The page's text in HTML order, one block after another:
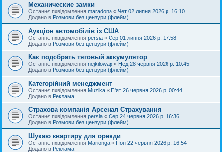
Механические замки
Останнє повідомлення maradona « Чет 02 липня 2026 р. 16:10
Додано в Розмови без цензури (флейм)
Аукціон автомобілів із США
Останнє повідомлення persia « Сер 01 липня 2026 р. 17:58
Додано в Розмови без цензури (флейм)
Как подобрать тяговый аккумулятор
Останнє повідомлення nejkilowap « Нед 28 червня 2026 р. 10:45
Додано в Розмови без цензури (флейм)
Категорійний менеджмент
Останнє повідомлення Muzika « П'ят 26 червня 2026 р. 00:44
Додано в Реклама
Страхова компанія Арсенал Страхування
Останнє повідомлення persia « Сер 24 червня 2026 р. 16:36
Додано в Розмови без цензури (флейм)
Шукаю квартиру для оренди
Останнє повідомлення Marionga « Пон 22 червня 2026 р. 16:54
Додано в Реклама